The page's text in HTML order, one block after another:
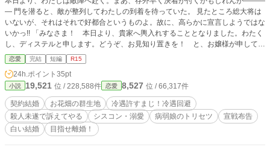
― 門を潜ると、敵が整列してわたしの到着を待っていた。 見たところ総大将は
いないが、それはそれで好都合というものよ。故に、高らかに宣言しようではな
いかっ!! 「みなさま！ 本日より、貴家へ輿入れすることとなりました。わたく
し、ディステルと申します。どうぞ、お見知り置きを！ と、お嬢様が申してお
ります」 と、わたしの侍女が声を張り上げた。 「本日より、貴家へ輿入れする
お嬢様からのお言葉です！ 『わたくしへの冷遇は殺人未遂と見なし、然るべき
機関へ訴える。相応の覚悟を以て行うように』！」 返されるはブーイングの嵐
だが、宣戦布告は上々と言ったところか？ 設定はふわっと。
恋愛 完結 短編 R15
24h.ポイント 35pt
小説 19,521 位 / 228,588件 恋愛 8,527 位 / 66,317件
契約結婚 お花畑の群生地
冷遇許すまじ！冷遇回避
殺人未遂で訴えてやる
シスコン・溺愛 病弱娘のトリセツ
宣戦布告
白い結婚
目指せ離婚！